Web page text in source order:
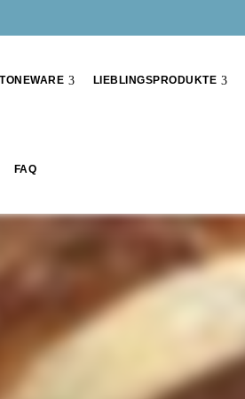
LIEBLINGSPRODUKTE
FAQ